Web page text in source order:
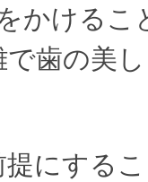
かけるこ
歯の美
にする